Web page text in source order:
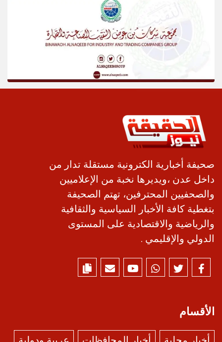
صحيفة أخبارية الكترونية مستقلة تدار من
داخل عدن ،ويديرها نخبة من الإعلاميين
والصحفيين المحترفين، تهتم الصحيفة
بتغطية كافة الأخبار السياسية والثقافية
والرياضية والاقتصادية على المستوى
الدولي والإقليمي .
الأقسام